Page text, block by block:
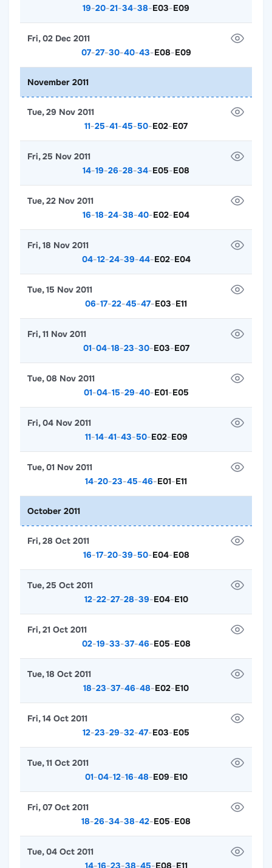
19-20-21-34-38-E03-E09
07-27-30-40-43-E08-E09
Fri, 02 Dec 2011
November 2011
11-25-41-45-50-E02-E07
Tue, 29 Nov 2011
14-19-26-28-34-E05-E08
Fri, 25 Nov 2011
16-18-24-38-40-E02-E04
Tue, 22 Nov 2011
04-12-24-39-44-E02-E04
Fri, 18 Nov 2011
06-17-22-45-47-E03-E11
Tue, 15 Nov 2011
01-04-18-23-30-E03-E07
Fri, 11 Nov 2011
01-04-15-29-40-E01-E05
Tue, 08 Nov 2011
11-14-41-43-50-E02-E09
Fri, 04 Nov 2011
14-20-23-45-46-E01-E11
Tue, 01 Nov 2011
October 2011
16-17-20-39-50-E04-E08
Fri, 28 Oct 2011
12-22-27-28-39-E04-E10
Tue, 25 Oct 2011
02-19-33-37-46-E05-E08
Fri, 21 Oct 2011
18-23-37-46-48-E02-E10
Tue, 18 Oct 2011
12-23-29-32-47-E03-E05
Fri, 14 Oct 2011
01-04-12-16-48-E09-E10
Tue, 11 Oct 2011
18-26-34-38-42-E05-E08
Fri, 07 Oct 2011
14-16-23-38-45-E08-E11
Tue, 04 Oct 2011